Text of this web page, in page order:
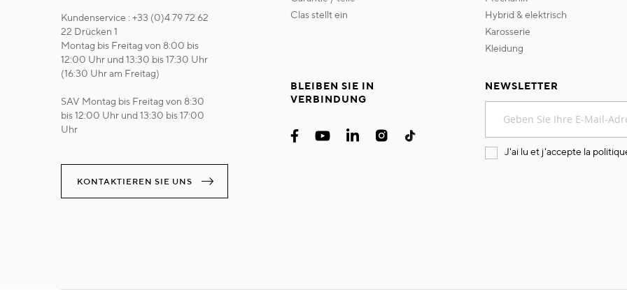
Kundenservice : +33 (0)4 79 72 62
22 Drücken 1
Montag bis Freitag von 8:00 bis
12:00 Uhr und 13:30 bis 17:30 Uhr
(16:30 Uhr am Freitag)
SAV Montag bis Freitag von 8:30
bis 12:00 Uhr und 13:30 bis 17:00
Uhr
KONTAKTIEREN SIE UNS
clas stellt ein
hybrid & elektrisch
karosserie
kleidung
BLEIBEN SIE IN
VERBINDUNG
NEWSLETTER
sich
für
J'ai lu et j'accepte la